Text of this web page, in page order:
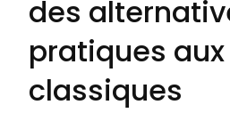
des
pratiques
classiques